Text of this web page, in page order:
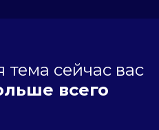
тема сейчас вас
всего